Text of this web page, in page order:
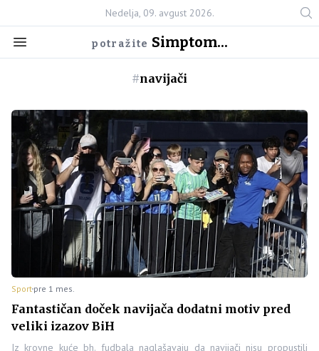
Nedelja, 09. avgust 2026.
potražite Simptom...
#navijači
Sport pre 1 mes.
Fantastičan doček navijača dodatni motiv pred
veliki izazov BiH
Iz krovne kuće bh. fudbala naglašavaju da navijači nisu propustili